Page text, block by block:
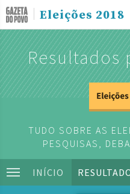
Eleições 2018
Resultados
TUDO SOBRE AS
PESQUISAS,
INÍCIO